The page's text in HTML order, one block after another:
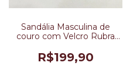
Sandália Masculina de
couro com Velcro Rubra
R$199,90